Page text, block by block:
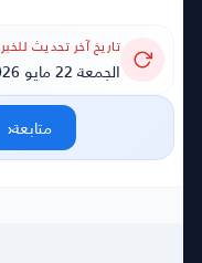
تاريخ آخر تحديث للخبر
الجمعة 22 مايو 2026 - 1:39 مساءً
متابعة‹